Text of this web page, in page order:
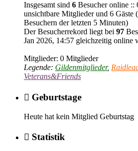
Insgesamt sind 6 Besucher online ::
unsichtbare Mitglieder und 6 Gäste
Besuchern der letzten 5 Minuten)
Der Besucherrekord liegt bei 97
Jan 2026, 14:57 gleichzeitig online
Mitglieder: 0 Mitglieder
Legende: Gildenmitglieder,
Veterans&Friends
Geburtstage
Heute hat kein Mitglied Geburtstag
Statistik